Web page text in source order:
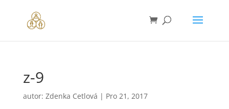
z-9
autor: Zdenka Cetlová | Pro 21, 2017